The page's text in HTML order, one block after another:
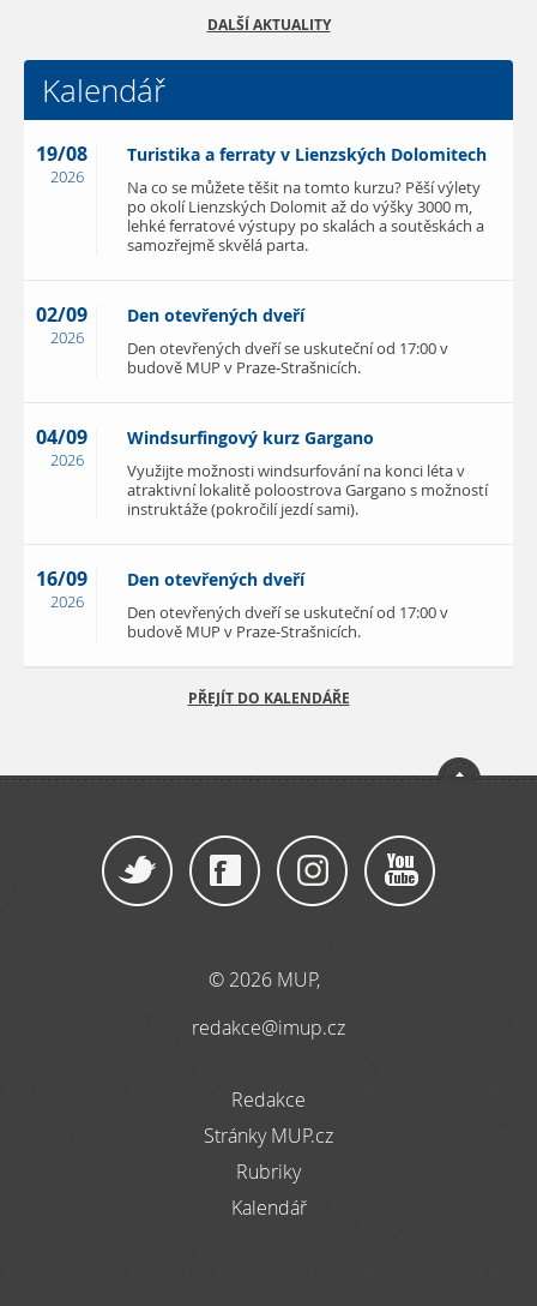
DALŠÍ AKTUALITY
Kalendář
19/08
2026
Turistika a ferraty v Lienzských Dolomitech
Na co se můžete těšit na tomto kurzu? Pěší výlety
po okolí Lienzských Dolomit až do výšky 3000 m,
lehké ferratové výstupy po skalách a soutěskách a
samozřejmě skvělá parta.
02/09
2026
Den otevřených dveří
Den otevřených dveří se uskuteční od 17:00 v
budově MUP v Praze-Strašnicích.
04/09
2026
Windsurfingový kurz Gargano
Využijte možnosti windsurfování na konci léta v
atraktivní lokalitě poloostrova Gargano s možností
instruktáže (pokročilí jezdí sami).
16/09
2026
Den otevřených dveří
Den otevřených dveří se uskuteční od 17:00 v
budově MUP v Praze-Strašnicích.
PŘEJÍT DO KALENDÁŘE
© 2026 MUP,
redakce@imup.cz
Redakce
Stránky MUP.cz
Rubriky
Kalendář